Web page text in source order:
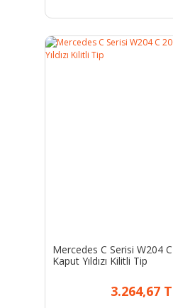
Mercedes C Serisi W204
Kaput Yıldızı Kilitli Tip
3.264,67